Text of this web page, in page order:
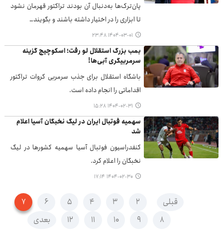
پان‌ترک‌ها به‌دنبال آن بودند تراکتور قهرمان نشود
تا ابزاری را در اختیار داشته باشند و بگویند…
۱۴۰۴-۰۳-۰۱ ۲۳:۴۸
بمب بزرگ استقلال لو رفت؛ اسکوچیچ گزینه
سرمربیگری آبی‌ها!
باشگاه استقلال برای جذب سرمربی کروات تراکتور
اقداماتی را انجام داده است.
۱۴۰۴-۰۲-۳۱ ۱۵:۲۸
سهمیه فوتبال ایران در لیگ نخبگان آسیا اعلام
شد
کنفدراسیون فوتبال آسیا سهمیه کشورها در لیگ
نخبگان را اعلام کرد.
۱۴۰۴-۰۲-۳۰ ۱۷:۱۴
قبلی ۲ ۳ ۴ ۵ ۶
۷
۸
۹ ۱۰ ۱۱ ۱۲ بعدی